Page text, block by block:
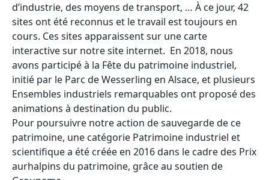
d’industrie, des moyens de transport, … À ce jour, 42
sites ont été reconnus et le travail est toujours en
cours. Ces sites apparaissent sur une carte
interactive sur notre site internet. En 2018, nous
avons participé à la Fête du patrimoine industriel,
initié par le Parc de Wesserling en Alsace, et plusieurs
Ensembles industriels remarquables ont proposé des
animations à destination du public.
Pour poursuivre notre action de sauvegarde de ce
patrimoine, une catégorie Patrimoine industriel et
scientifique a été créée en 2016 dans le cadre des Prix
aurhalpins du patrimoine, grâce au soutien de